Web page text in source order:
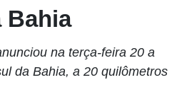
Bahia
na terça-feira 20 a
da Bahia, a 20 quilômetros